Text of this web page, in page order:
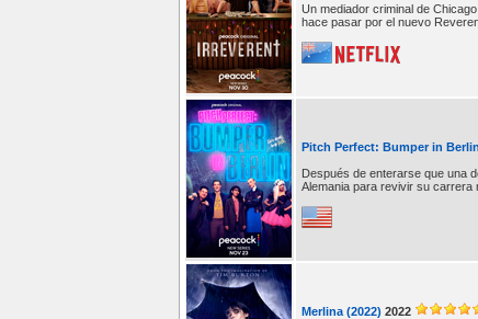
Un mediador criminal de
hace pasar por el nuevo
Pitch Perfect: Bumper in Berlin
Después de enterarse que una
Alemania para revivir su carrera
Merlina (2022) 2022